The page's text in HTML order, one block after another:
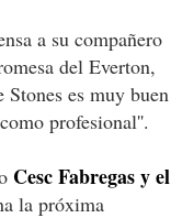
a su compañero
del Everton,
es muy buen
profesional''.
Cesc Fabregas y el
la próxima